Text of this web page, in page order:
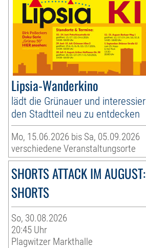
Lipsia-Wanderkino
lädt die Grünauer und
den Stadtteil neu zu entdecken
Mo, 15.06.2026 bis Sa, 05.09.2026
verschiedene Veranstaltungsorte
SHORTS ATTACK IM
SHORTS
So, 30.08.2026
20:45 Uhr
Plagwitzer Markthalle